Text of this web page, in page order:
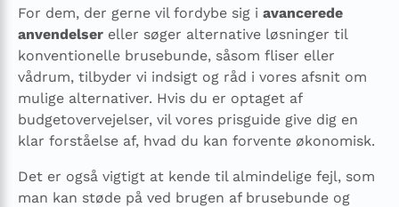
For dem, der gerne vil fordybe sig i avancerede
anvendelser eller søger alternative løsninger til
konventionelle brusebunde, såsom fliser eller
vådrum, tilbyder vi indsigt og råd i vores afsnit om
mulige alternativer. Hvis du er optaget af
budgetovervejelser, vil vores prisguide give dig en
klar forståelse af, hvad du kan forvente økonomisk.
Det er også vigtigt at kende til almindelige fejl, som
man kan støde på ved brugen af brusebunde og